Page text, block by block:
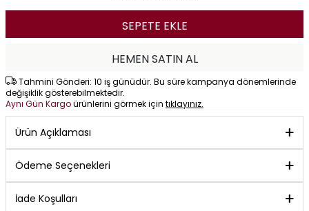
SEPETE EKLE
HEMEN SATIN AL
Tahmini Gönderi: 10 iş günüdür. Bu süre kampanya dönemlerinde
değişiklik gösterebilmektedir.
Aynı Gün Kargoürünlerini görmek için tıklayınız.
Ürün Açıklaması
Ödeme Seçenekleri
İade Koşulları